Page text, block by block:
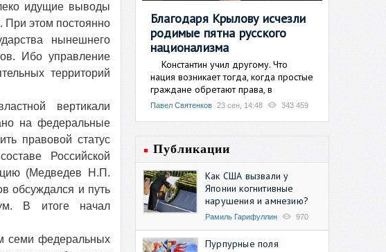
идущие выводы
При этом постоянно
нынешнего
Ибо управление
территорий
вертикали
на федеральные
правовой статус
Российской
(Медведев Н.П.
обсуждался и путь
В итоге начал
семи федеральных
Благодаря Крылову исчезли
родимые пятна русского
национализма
Константин учил другому. Что
нация возникает тогда, когда простые
граждане обретают права, в
Павел Святенков 23 сен, 14:48 343 459
Публикации
Как США вызвали у
Японии когнитивные
нарушения и амнезию?
Рамиль Гарифуллин 970
Пурпурные поля